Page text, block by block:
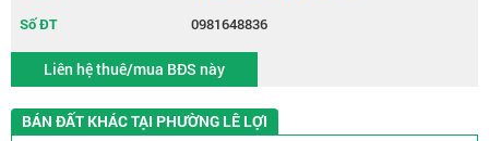
Số ĐT
0981648836
Liên hệ thuê/mua BĐS này
BÁN ĐẤT KHÁC TẠI PHƯỜNG LÊ LỢI